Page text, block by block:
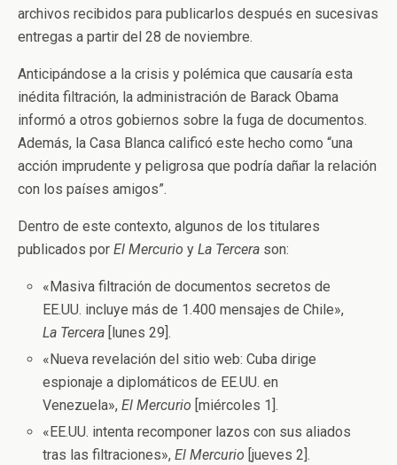
archivos recibidos para publicarlos después en sucesivas
entregas a partir del 28 de noviembre.
Anticipándose a la crisis y polémica que causaría esta
inédita filtración, la administración de Barack Obama
informó a otros gobiernos sobre la fuga de documentos.
Además, la Casa Blanca calificó este hecho como “una
acción imprudente y peligrosa que podría dañar la relación
con los países amigos”.
Dentro de este contexto, algunos de los titulares
publicados por El Mercurio y La Tercera son:
«Masiva filtración de documentos secretos de
EE.UU. incluye más de 1.400 mensajes de Chile»,
La Tercera [lunes 29].
«Nueva revelación del sitio web: Cuba dirige
espionaje a diplomáticos de EE.UU. en
Venezuela»,El Mercurio [miércoles 1].
«EE.UU. intenta recomponer lazos con sus aliados
tras las filtraciones»,El Mercurio [jueves 2].